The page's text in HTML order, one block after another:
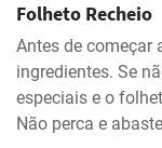
Folheto Recheio
Antes de começar
ingredientes. Se
especiais e o
Não perca e